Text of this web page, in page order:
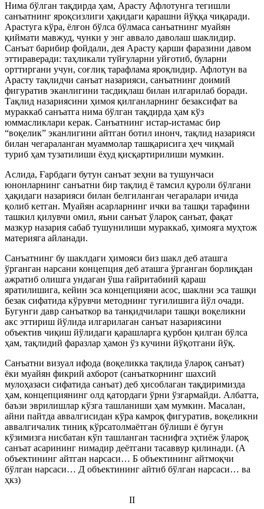
Нима бўлган тақдирда ҳам, Арасту Афлотунга тегишли
санъатнинг яроқсизлиги ҳақидаги қарашни йўққа чиқаради.
Арастуга кўра, ёлғон бўлса бўлмаса санъатнинг муайян
қиймати мавжуд, чунки у энг аввало даволаш шаклидир.
Санъат барибир фойдали, дея Арасту қарши фаразини давом
эттираверади: таҳликали туйғуларни уйғотиб, буларни
орттиргани учун, соғлиқ тарафлама яроқлидир. Афлотун ва
Арасту тақлидчи санъат назарияси, санъатнинг доимий
фигуратив эканлигини тасдиқлаш билан илгарилаб боради.
Тақлид назариясини ҳимоя қилганларнинг безаксифат ва
мураккаб санъатга нима бўлган тақдирда ҳам кўз
юммасликлари керак. Санъатнинг истар-истамас бир
“воқелик” эканлигини айтган ботил инонч, тақлид назарияси
билан чегараланган муаммолар ташқарисига ҳеч чиқмай
туриб ҳам тузатилиши ёхуд қисқартирилиши мумкин.
Аслида, Ғарбдаги бутун санъат зеҳни ва тушунчаси
юнонларнинг санъатни бир тақлид ё тамсил қуроли бўлгани
ҳақидаги назарияси билан белгиланган чегаралари ичида
қолиб кетган. Муайян асарларнинг ички ва ташқи тарафини
ташкил қилувчи омил, яъни санъат ўлароқ санъат, фақат
мазкур назария сабаб тушунилиши мураккаб, ҳимояга муҳтож
материяга айланади.
Санъатнинг бу шаклдаги ҳимояси биз шакл деб аташга
ўрганган нарсани концепция деб аташга ўрганган борлиқдан
ажратиб олишга ундаган ўша ғайритабиий қараш
яратилишига, кейин эса концепцияни асос, шаклни эса ташқи
безак сифатида кўрувчи методнинг туғилишига йўл очади.
Бугунги давр санъаткор ва танқидчилари ташқи воқеликни
акс эттириш йўлида илгарилаган санъат назариясини
объектив чиқиш йўлидаги қарашларга қурбон қилган бўлса
ҳам, тақлидий фаразлар ҳамон ўз кучини йўқотгани йўқ.
Санъатни визуал ифода (воқеликка тақлида ўлароқ санъат)
ёки муайян фикрий ахборот (санъаткорнинг шахсий
мулоҳазаси сифатида санъат) деб ҳисоблаган тақдиримизда
ҳам, концепциянинг олд қатордаги ўрни ўзгармайди. Албатта,
баъзи эврилишлар кўзга ташланиши ҳам мумкин. Масалан,
айни пайтда аввалгисидан кўра камроқ фигуратив, воқеликни
аввалгичалик тиниқ кўрсатолмаётган бўлиши ё бугун
кўзимизга нисбатан кўп ташланган таснифга эҳтиёж ўлароқ
санъат асарининг нимадир деётгани тасаввур қилинади. (А
объектининг айтган нарсаси… Б объектининг айтмоқчи
бўлган нарсаси… Д объектининг айтиб бўлган нарсаси… ва
ҳкз)
II